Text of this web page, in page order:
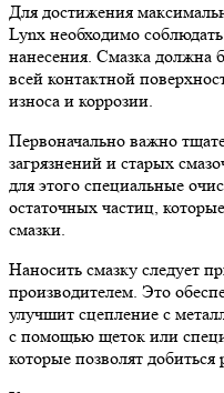
Для достижения
Lynx необходимо
нанесения. Смазка должна
всей контактной
износа и коррозии.
Первоначально важно
загрязнений и старых
для этого специальные
остаточных частиц,
смазки.
Наносить смазку следует
производителем. Это
улучшит сцепление с
с помощью щеток или
которые позволят добиться